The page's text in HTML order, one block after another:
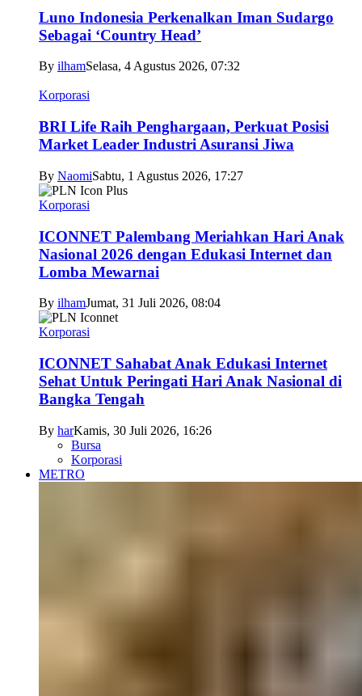
Luno Indonesia Perkenalkan Iman Sudargo
Sebagai ‘Country Head’
By ilhamSelasa, 4 Agustus 2026, 07:32
Korporasi
BRI Life Raih Penghargaan, Perkuat Posisi
Market Leader Industri Asuransi Jiwa
By NaomiSabtu, 1 Agustus 2026, 17:27
Korporasi
ICONNET Palembang Meriahkan Hari Anak
Nasional 2026 dengan Edukasi Internet dan
Lomba Mewarnai
By ilhamJumat, 31 Juli 2026, 08:04
Korporasi
ICONNET Sahabat Anak Edukasi Internet
Sehat Untuk Peringati Hari Anak Nasional di
Bangka Tengah
By harKamis, 30 Juli 2026, 16:26
Bursa
Korporasi
METRO